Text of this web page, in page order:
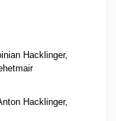
Hacklinger,
Hacklinger,